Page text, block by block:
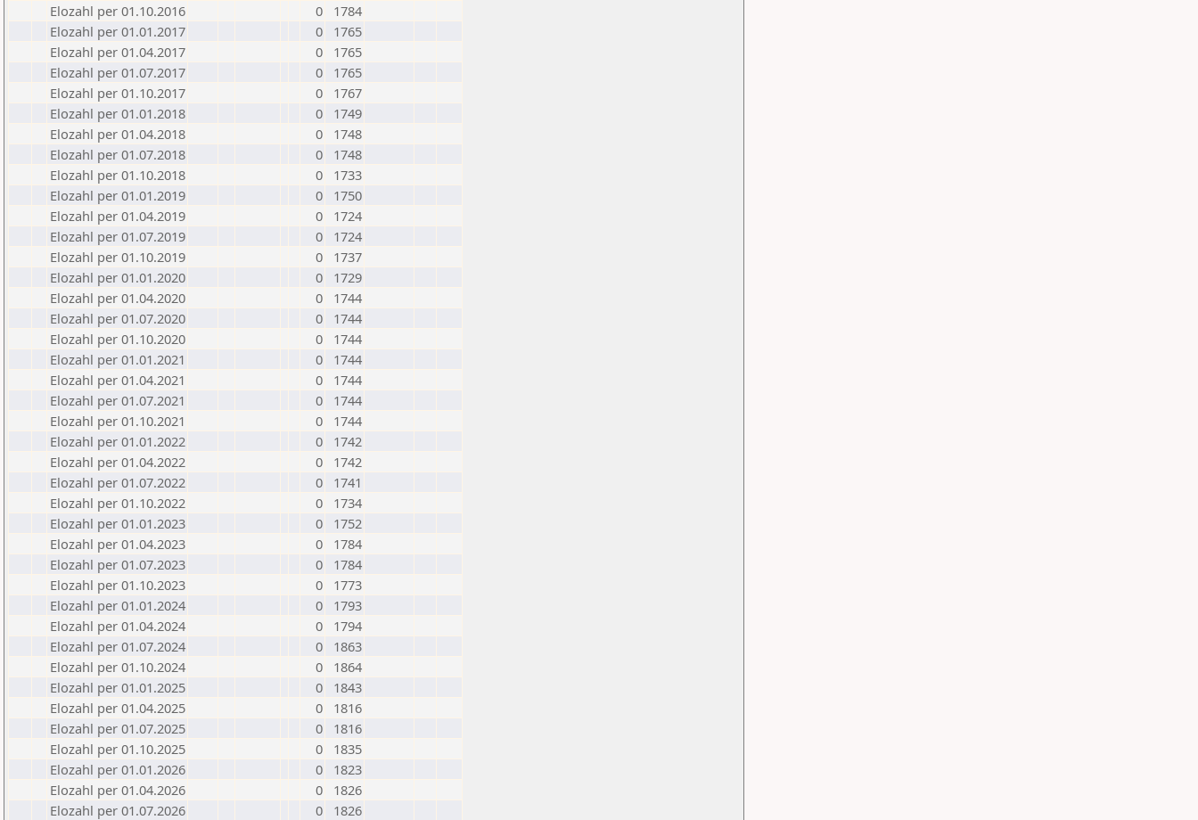
Elozahl per 01.10.2016
0
1784
Elozahl per 01.01.2017
0
1765
Elozahl per 01.04.2017
0
1765
Elozahl per 01.07.2017
0
1765
Elozahl per 01.10.2017
0
1767
Elozahl per 01.01.2018
0
1749
Elozahl per 01.04.2018
0
1748
Elozahl per 01.07.2018
0
1748
Elozahl per 01.10.2018
0
1733
Elozahl per 01.01.2019
0
1750
Elozahl per 01.04.2019
0
1724
Elozahl per 01.07.2019
0
1724
Elozahl per 01.10.2019
0
1737
Elozahl per 01.01.2020
0
1729
Elozahl per 01.04.2020
0
1744
Elozahl per 01.07.2020
0
1744
Elozahl per 01.10.2020
0
1744
Elozahl per 01.01.2021
0
1744
Elozahl per 01.04.2021
0
1744
Elozahl per 01.07.2021
0
1744
Elozahl per 01.10.2021
0
1744
Elozahl per 01.01.2022
0
1742
Elozahl per 01.04.2022
0
1742
Elozahl per 01.07.2022
0
1741
Elozahl per 01.10.2022
0
1734
Elozahl per 01.01.2023
0
1752
Elozahl per 01.04.2023
0
1784
Elozahl per 01.07.2023
0
1784
Elozahl per 01.10.2023
0
1773
Elozahl per 01.01.2024
0
1793
Elozahl per 01.04.2024
0
1794
Elozahl per 01.07.2024
0
1863
Elozahl per 01.10.2024
0
1864
Elozahl per 01.01.2025
0
1843
Elozahl per 01.04.2025
0
1816
Elozahl per 01.07.2025
0
1816
Elozahl per 01.10.2025
0
1835
Elozahl per 01.01.2026
0
1823
Elozahl per 01.04.2026
0
1826
Elozahl per 01.07.2026
0 1826